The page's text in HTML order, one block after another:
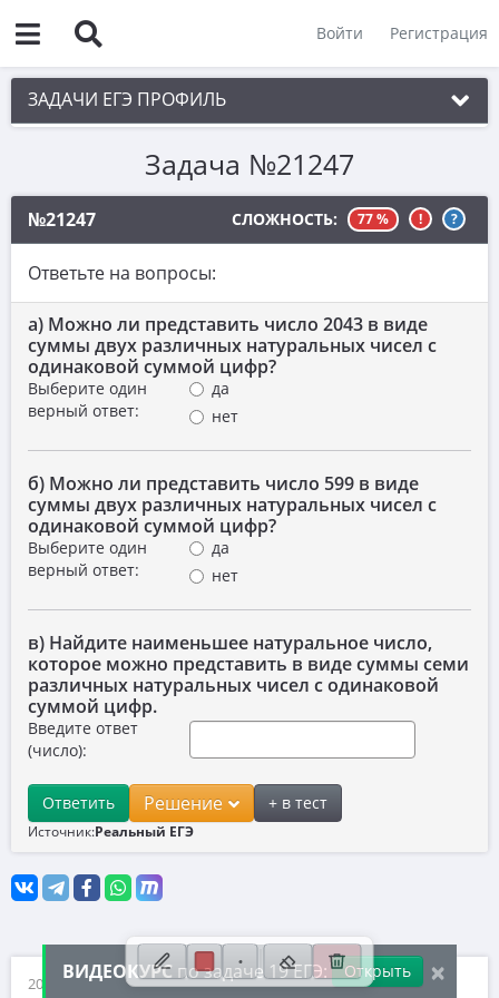
Войти Регистрация
ЗАДАЧИ ЕГЭ ПРОФИЛЬ
1. Планиметрия
2. Векторы
3. Стереометрия
4. Классическое определение вероятности
5. Теория вероятностей
6. Уравнения
7. Нахождение значений выражений
9. Задачи прикладного содержания
10. Текстовые задачи
11. Графики функций
12. Исследование функций
13. Сложные уравнения
14. Стереометрия
15. Неравенства
16. Экономические задачи
17. Планиметрия
19. Числа и их свойства
Задача №21247
№21247 СЛОЖНОСТЬ: 77 % ! ?
Ответьте на вопросы:
а) Можно ли представить число 2043 в виде
суммы двух различных натуральных чисел с
одинаковой суммой цифр?
Выберите один
верный ответ:
да
нет
б) Можно ли представить число 599 в виде
суммы двух различных натуральных чисел с
одинаковой суммой цифр?
Выберите один
верный ответ:
да
нет
в) Найдите наименьшее натуральное число,
которое можно представить в виде суммы семи
различных натуральных чисел с одинаковой
суммой цифр.
Введите ответ
(число):
Ответить Решение + в тест
Источник:Реальный ЕГЭ
2026 ©, ИП Иванов Дмитрий Михайлович ×
ВИДЕОКУРС по задаче 19 ЕГЭ: Открыть